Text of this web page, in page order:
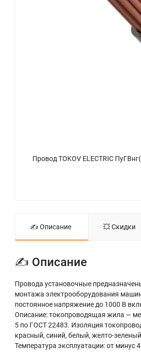
✍ Описание 💥 Скидки
✍ Описание
Провода установочные
монтажа электрооборудования
постоянное напряжение до 1000 В
Описание: токопроводящая жила —
5 по ГОСТ 22483. Изоляция
красный, синий, белый, желто-
Температура эксплуатации: от минус